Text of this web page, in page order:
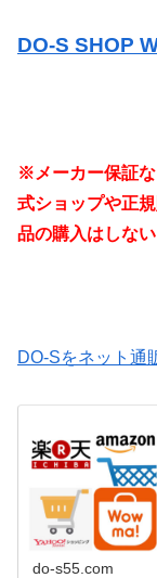
DO-S SHOP
※メーカー保証
式ショップや正
品の購入はしな
DO-Sをネット通
do-s55.com